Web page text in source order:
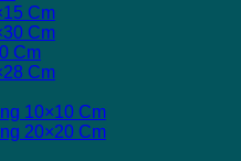
Cm
Cm
Cm
Cm
10×10 Cm
20×20 Cm